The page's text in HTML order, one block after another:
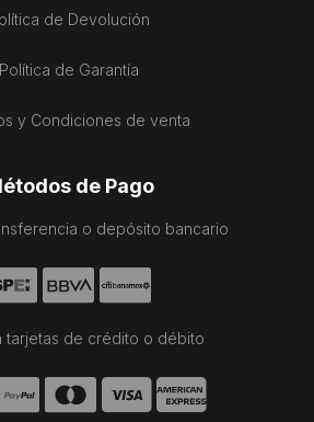
de Devolución
Política de Garantía
y Condiciones de venta
de Pago
o depósito bancario
tarjetas de crédito o débito